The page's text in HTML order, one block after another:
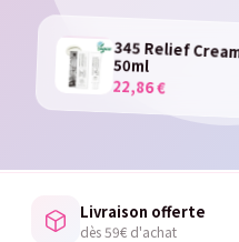
345 Relief
50ml
22,86 €
Livraison offerte
dès 59€ d'achat